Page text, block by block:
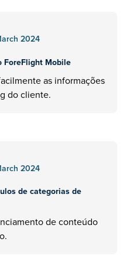
2024
ForeFlight Mobile
as informações
do cliente.
2024
de categorias de
de conteúdo